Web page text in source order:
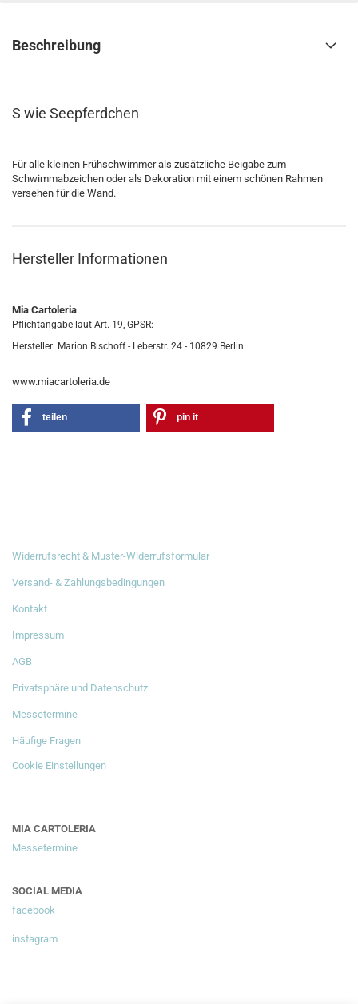
Beschreibung
S wie Seepferdchen
Für alle kleinen Frühschwimmer als zusätzliche Beigabe zum
Schwimmabzeichen oder als Dekoration mit einem schönen Rahmen
versehen für die Wand.
Hersteller Informationen
Mia Cartoleria
Pflichtangabe laut Art. 19, GPSR:
Hersteller: Marion Bischoff - Leberstr. 24 - 10829 Berlin
www.miacartoleria.de
teilen pin it
Widerrufsrecht & Muster-Widerrufsformular
Versand- & Zahlungsbedingungen
Kontakt
Impressum
AGB
Privatsphäre und Datenschutz
Messetermine
Häufige Fragen
Cookie Einstellungen
MIA CARTOLERIA
Messetermine
SOCIAL MEDIA
facebook
instagram